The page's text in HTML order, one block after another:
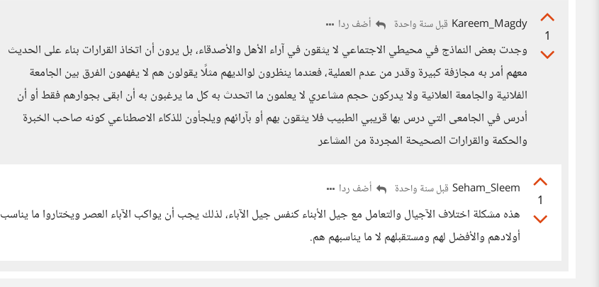
1
Kareem_Magdy قبل سنة واحدة أضف ردا
وجدت بعض النماذج في محيطي الاجتماعي لا يثقون في آراء الأهل والأصدقاء، بل يرون أن اتخاذ القرارات بناء على الحديث
معهم أمر به مجازفة كبيرة وقدر من عدم العملية، فعندما ينظرون لوالديهم مثلًا يقولون هم لا يفهمون الفرق بين الجامعة
الفلانية والجامعة العلانية ولا يدركون حجم مشاعري لا يعلمون ما اتحدث به كل ما يرغبون به أن ابقى بجوارهم فقط أو أن
أدرس في الجامعى التي درس بها قريبي الطبيب فلا يثقون بهم أو بآرائهم ويلجأون للذكاء الاصطناعي كونه صاحب الخبرة
والحكمة والقرارات الصحيحة المجردة من المشاعر
1
Seham_Sleem قبل سنة واحدة أضف ردا
هذه مشكلة اختلاف الآجيال والتعامل مع جيل الأبناء كنفس جيل الآباء، لذلك يجب أن يواكب الآباء العصر ويختاروا ما يناسب
أولادهم والأفضل لهم ومستقبلهم لا ما يناسبهم هم.